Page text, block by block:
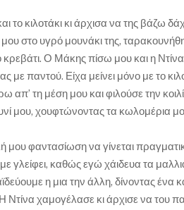
το κιλοτάκι κι άρχισα να της βάζω
στο υγρό μουνάκι της,
κρεβάτι. Ο Μάκης πίσω μου και η
με παντού. Είχα μείνει μόνο με το
απ’ τη μέση μου και φιλούσε την
μου, χουφτώνοντας τα κωλομέρια
μου φαντασίωση να γίνεται
γλείφει, καθώς εγώ χάιδευα τα
η μια την άλλη, δίνοντας
χαμογέλασε κι άρχισε να του